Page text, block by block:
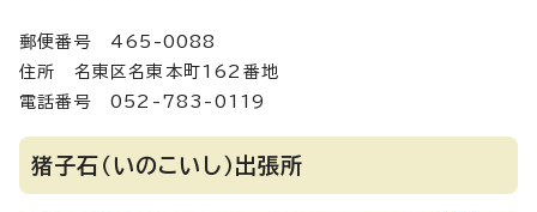
郵便番号 465-0088
住所 名東区名東本町162番地
電話番号 052-783-0119
猪子石（いのこいし）出張所